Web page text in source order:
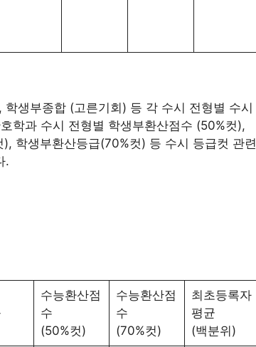
생부종합 (고른기회) 등 각 수시 전형별 수시
학과 수시 전형별 학생부환산점수 (50%컷),
학생부환산등급(70%컷) 등 수시 등급컷 관련
.
수능환산점
수
(50%컷)
수능환산점
수
(70%컷)
최초등록자
평균
(백분위)